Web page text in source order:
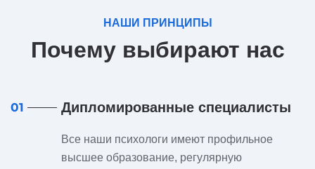
НАШИ ПРИНЦИПЫ
Почему выбирают нас
01 Дипломированные специалисты
Все наши психологи имеют профильное
высшее образование, регулярную